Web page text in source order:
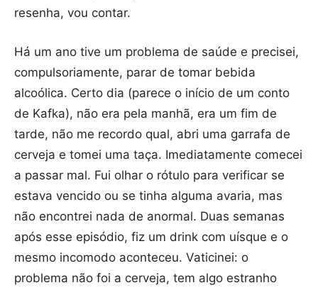
resenha, vou contar.
Há um ano tive um problema de saúde e precisei,
compulsoriamente, parar de tomar bebida
alcoólica. Certo dia (parece o início de um conto
de Kafka), não era pela manhã, era um fim de
tarde, não me recordo qual, abri uma garrafa de
cerveja e tomei uma taça. Imediatamente comecei
a passar mal. Fui olhar o rótulo para verificar se
estava vencido ou se tinha alguma avaria, mas
não encontrei nada de anormal. Duas semanas
após esse episódio, fiz um drink com uísque e o
mesmo incomodo aconteceu. Vaticinei: o
problema não foi a cerveja, tem algo estranho